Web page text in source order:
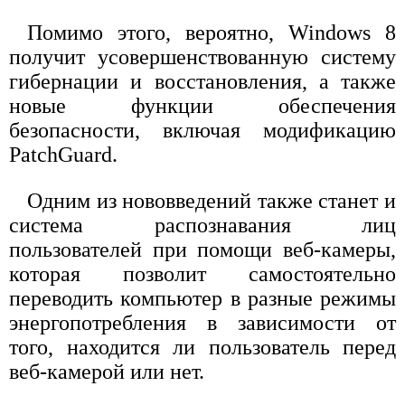
Помимо этого, вероятно, Windows 8
получит усовершенствованную систему
гибернации и восстановления, а также
новые функции обеспечения
безопасности, включая модификацию
PatchGuard.
Одним из нововведений также станет и
система распознавания лиц
пользователей при помощи веб-камеры,
которая позволит самостоятельно
переводить компьютер в разные режимы
энергопотребления в зависимости от
того, находится ли пользователь перед
веб-камерой или нет.